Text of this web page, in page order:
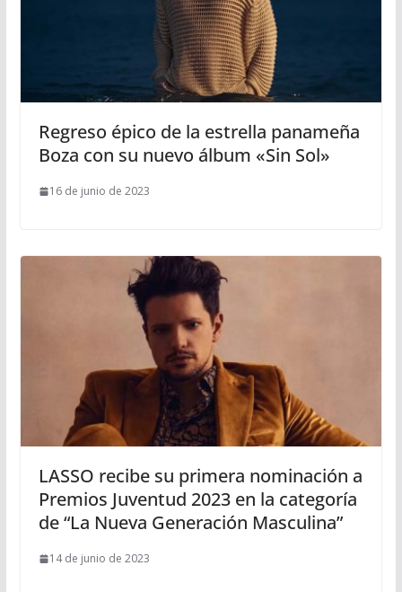
Regreso épico de la estrella panameña
Boza con su nuevo álbum «Sin Sol»
16 de junio de 2023
LASSO recibe su primera nominación a
Premios Juventud 2023 en la categoría
de “La Nueva Generación Masculina”
14 de junio de 2023